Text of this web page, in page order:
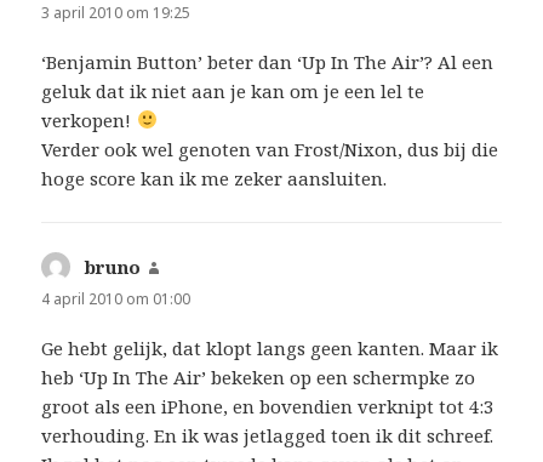
3 april 2010 om 19:25
‘Benjamin Button’ beter dan ‘Up In The Air’? Al een
geluk dat ik niet aan je kan om je een lel te
verkopen!
Verder ook wel genoten van Frost/Nixon, dus bij die
hoge score kan ik me zeker aansluiten.
bruno
4 april 2010 om 01:00
Ge hebt gelijk, dat klopt langs geen kanten. Maar ik
heb ‘Up In The Air’ bekeken op een schermpke zo
groot als een iPhone, en bovendien verknipt tot 4:3
verhouding. En ik was jetlagged toen ik dit schreef.